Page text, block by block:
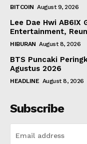
BITCOIN August 9, 2026
Lee Dae Hwi AB6IX
Entertainment,
HIBURAN August 8, 2026
BTS Puncaki
Agustus 2026
HEADLINE August 8, 2026
Subscribe